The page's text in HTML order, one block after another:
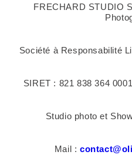
FRECHARD STUDIO
Société à Responsabilité
SIRET : 821 838 364
Studio photo et
Mail :